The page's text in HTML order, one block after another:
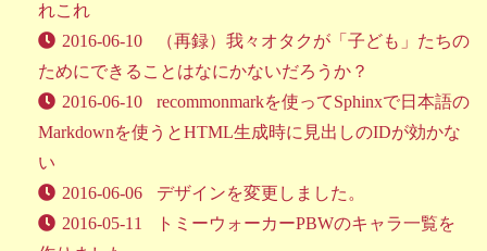
れこれ
2016-06-10
（再録）我々オタクが「子ども」たちの
ためにできることはなにかないだろうか？
2016-06-10
recommonmarkを使ってSphinxで日本語の
Markdownを使うとHTML生成時に見出しのIDが効かな
い
2016-06-06
デザインを変更しました。
2016-05-11
トミーウォーカーPBWのキャラ一覧を